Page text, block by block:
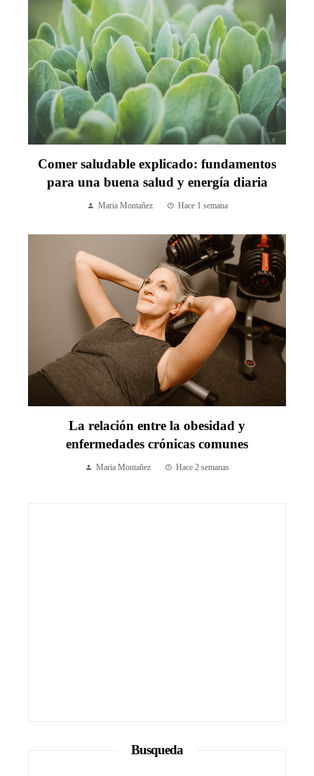
Comer saludable explicado: fundamentos
para una buena salud y energía diaria
Maria Montañez Hace 1 semana
La relación entre la obesidad y
enfermedades crónicas comunes
Maria Montañez Hace 2 semanas
Busqueda